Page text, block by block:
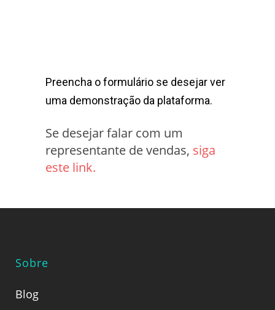
Preencha o formulário se desejar ver
uma demonstração da plataforma.
Se desejar falar com um
representante de vendas, siga
este link.
Sobre
Blog